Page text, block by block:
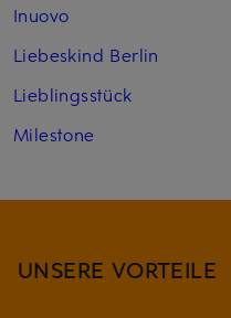
Inuovo
Liebeskind Berlin
Lieblingsstück
Milestone
UNSERE VORTEILE